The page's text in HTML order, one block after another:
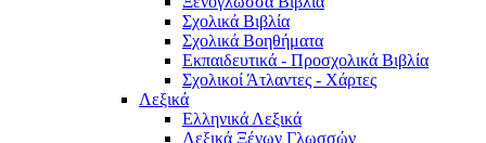
Σχολικά Βιβλία
Σχολικά Βοηθήματα
Εκπαιδευτικά - Προσχολικά Βιβλία
Σχολικοί Άτλαντες - Χάρτες
Λεξικά
Ελληνικά Λεξικά
Λεξικά Ξένων Γλωσσών